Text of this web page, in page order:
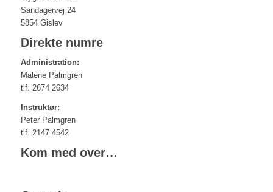
Sandagervej 24
5854 Gislev
Direkte numre
Administration:
Malene Palmgren
tlf. 2674 2634
Instruktør:
Peter Palmgren
tlf. 2147 4542
Kom med over…